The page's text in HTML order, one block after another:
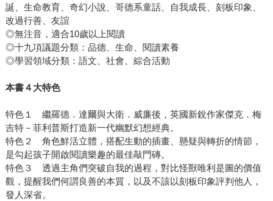
誕、生命教育、奇幻小說、哥德系童話、自我成長、刻板印象、
改過行善、友誼
◎無注音，適合10歲以上閱讀
◎十九項議題分類：品德、生命、閱讀素養
◎學習領域分類：語文、社會、綜合活動
本書４大特色
特色１ 繼羅德．達爾與大衛．威廉後，英國新銳作家傑克．梅
吉特－菲利普斯打造新一代幽默幻想經典。
特色２ 角色鮮活立體，搭配生動的插畫、懸疑與轉折的情節，
是勾起孩子開啟閱讀樂趣的最佳敲門磚。
特色３ 透過主角們突破自我的過程，對比怪獸唯利是圖的價值
觀，提醒我們何謂良善的本質，以及不該以刻板印象評判他人，
發人深省。